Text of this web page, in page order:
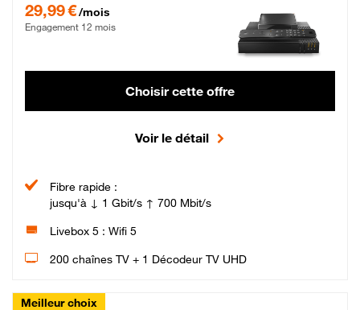
29,99 €/mois
Engagement 12 mois
Choisir cette offre
Voir le détail
Fibre rapide :
jusqu'à ↓ 1 Gbit/s ↑ 700 Mbit/s
Livebox 5 : Wifi 5
200 chaînes TV + 1 Décodeur TV UHD
Meilleur choix